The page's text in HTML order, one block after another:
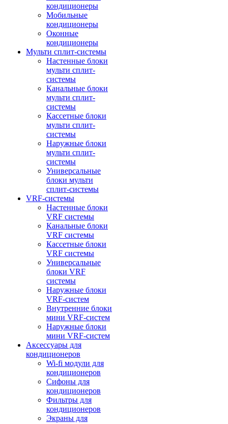
кондиционеры
Мобильные
кондиционеры
Оконные
кондиционеры
Мульти сплит-системы
Настенные блоки
мульти сплит-
системы
Канальные блоки
мульти сплит-
системы
Кассетные блоки
мульти сплит-
системы
Наружные блоки
мульти сплит-
системы
Универсальные
блоки мульти
сплит-системы
VRF-системы
Настенные блоки
VRF системы
Канальные блоки
VRF системы
Кассетные блоки
VRF системы
Универсальные
блоки VRF
системы
Наружные блоки
VRF-систем
Внутренние блоки
мини VRF-систем
Наружные блоки
мини VRF-систем
Аксессуары для
кондиционеров
Wi-fi модули для
кондиционеров
Сифоны для
кондиционеров
Фильтры для
кондиционеров
Экраны для